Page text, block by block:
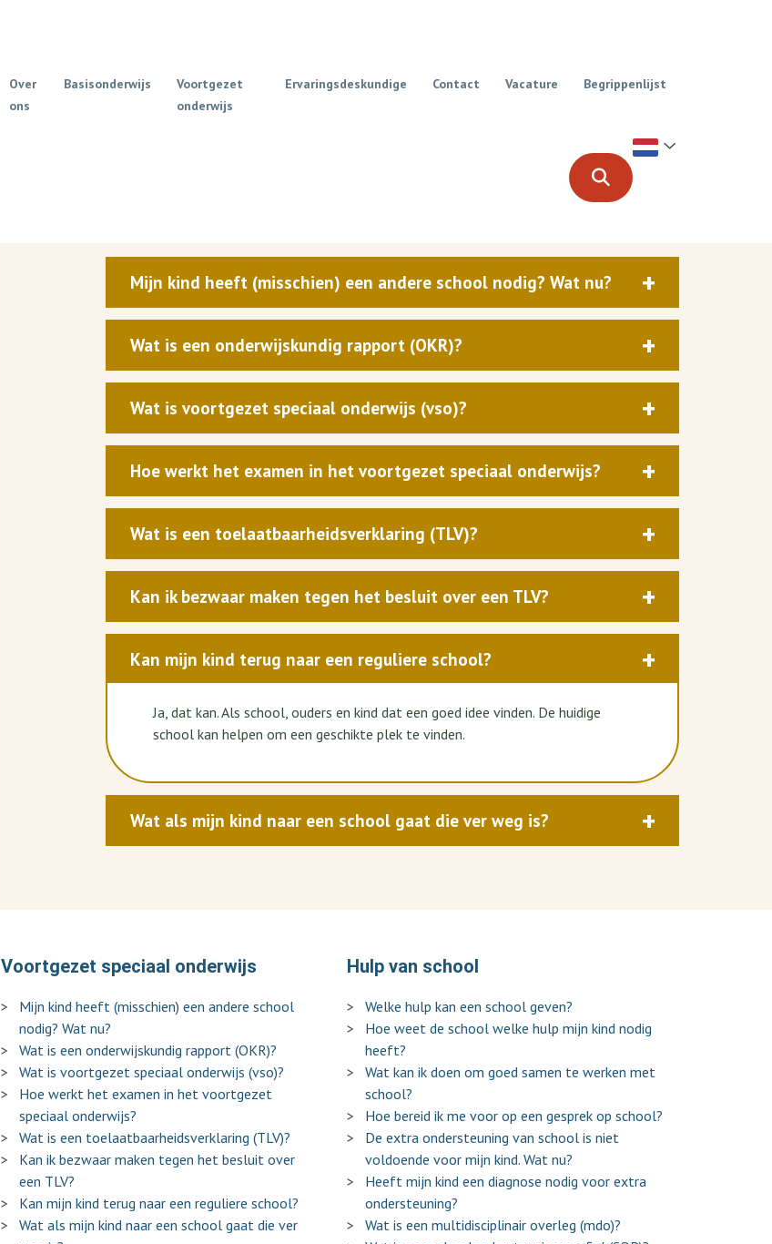
Over
ons
Basisonderwijs
Voortgezet
onderwijs
Ervaringsdeskundige Contact Vacature Begrippenlijst
Mijn kind heeft (misschien) een andere school nodig? Wat nu?
Wat is een onderwijskundig rapport (OKR)?
Wat is voortgezet speciaal onderwijs (vso)?
Hoe werkt het examen in het voortgezet speciaal onderwijs?
Wat is een toelaatbaarheidsverklaring (TLV)?
Kan ik bezwaar maken tegen het besluit over een TLV?
Kan mijn kind terug naar een reguliere school?
Ja, dat kan. Als school, ouders en kind dat een goed idee vinden. De huidige
school kan helpen om een geschikte plek te vinden.
Wat als mijn kind naar een school gaat die ver weg is?
Voortgezet speciaal onderwijs
Mijn kind heeft (misschien) een andere school
nodig? Wat nu?
Wat is een onderwijskundig rapport (OKR)?
Wat is voortgezet speciaal onderwijs (vso)?
Hoe werkt het examen in het voortgezet
speciaal onderwijs?
Wat is een toelaatbaarheidsverklaring (TLV)?
Kan ik bezwaar maken tegen het besluit over
een TLV?
Kan mijn kind terug naar een reguliere school?
Wat als mijn kind naar een school gaat die ver
Hulp van school
Welke hulp kan een school geven?
Hoe weet de school welke hulp mijn kind nodig
heeft?
Wat kan ik doen om goed samen te werken met
school?
Hoe bereid ik me voor op een gesprek op school?
De extra ondersteuning van school is niet
voldoende voor mijn kind. Wat nu?
Heeft mijn kind een diagnose nodig voor extra
ondersteuning?
Wat is een multidisciplinair overleg (mdo)?